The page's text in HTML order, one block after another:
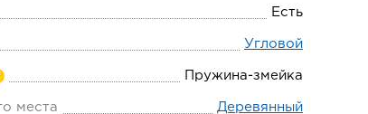
Есть
Угловой
Пружина-змейка
места Деревянный